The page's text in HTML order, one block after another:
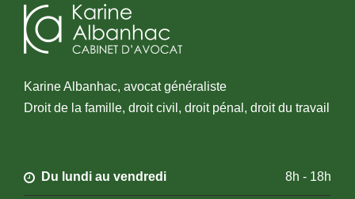
Karine Albanhac, avocat généraliste
Droit de la famille, droit civil, droit pénal, droit du travail
Du lundi au vendredi 8h - 18h